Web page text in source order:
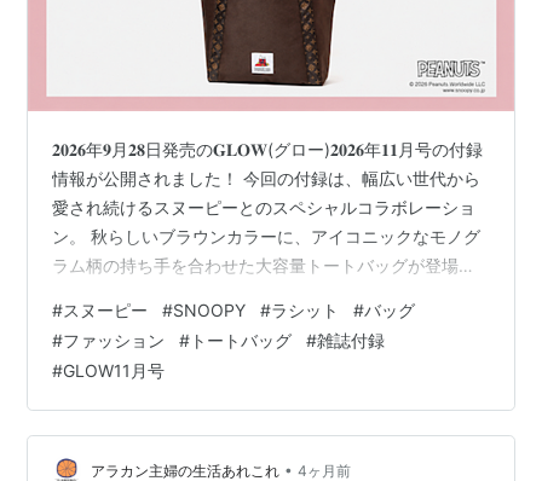
𝟐𝟎𝟐𝟔年𝟗月𝟐𝟖日発売の𝐆𝐋𝐎𝐖(グロー)𝟐𝟎𝟐𝟔年𝟏𝟏月号の付録
情報が公開されました！ 今回の付録は、幅広い世代から
愛され続けるスヌーピーとのスペシャルコラボレーショ
ン。 秋らしいブラウンカラーに、アイコニックなモノグ
ラム柄の持ち手を合わせた大容量トートバッグが登場し
タグがあしらわれ、シンプルな中にも可愛らしさを感じ
るデザイン。 GLOW（グロー）2026年11月号 | 宝島社 |
本 | 通販 | Amazon お買い物にはもちろん、お仕事や普
段のお出かけなど、幅広いシーンで活躍してくれそうで
す♪ 今回は、𝐆𝐋𝐎𝐖𝟐𝟎𝟐𝟔年𝟏𝟏月号の…
#スヌーピー #SNOOPY #ラシット #バッグ
#ファッション # トートバッグ #雑誌付録
#GLOW11月号
アラカン主婦の生活あれこれ • 4ヶ月前